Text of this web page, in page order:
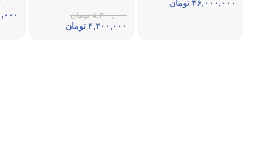
۴۶,۰۰۰,۰۰۰ تومان
۵,۳۰۰,۰۰۰ تومان
۴,۳۰۰,۰۰۰ تومان